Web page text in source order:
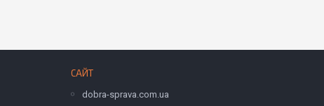
САЙТ
dobra-sprava.com.ua